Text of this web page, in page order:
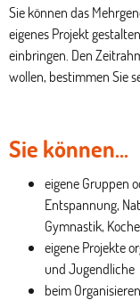
Sie können das
eigenes Projekt
einbringen. Den
wollen, bestimmen Sie
Sie können…
eigene Gruppen
Entspannung,
Gymnastik,
eigene Projekte
und Jugendliche
beim